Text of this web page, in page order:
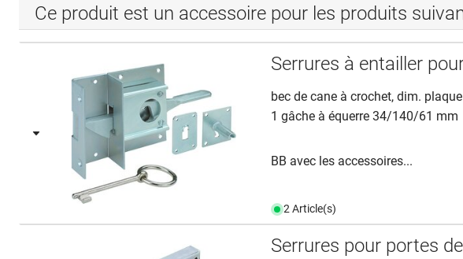
Ce produit est un accessoire pour les produits
Serrures à entailler
bec de cane à crochet, dim.
1 gâche à équerre 34/140/61 mm
BB avec les accessoires...
2 Article(s)
Serrures pour portes